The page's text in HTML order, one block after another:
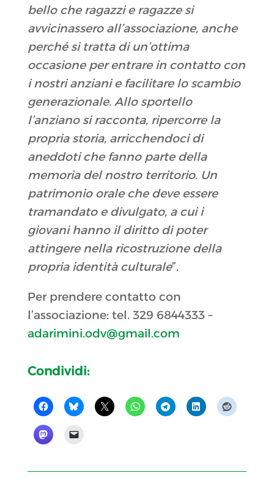
bello che ragazzi e ragazze si
avvicinassero all’associazione, anche
perché si tratta di un’ottima
occasione per entrare in contatto con
i nostri anziani e facilitare lo scambio
generazionale. Allo sportello
l’anziano si racconta, ripercorre la
propria storia, arricchendoci di
aneddoti che fanno parte della
memoria del nostro territorio. Un
patrimonio orale che deve essere
tramandato e divulgato, a cui i
giovani hanno il diritto di poter
attingere nella ricostruzione della
propria identità culturale”.
Per prendere contatto con
l’associazione: tel. 329 6844333 –
adarimini.odv@gmail.com
Condividi: